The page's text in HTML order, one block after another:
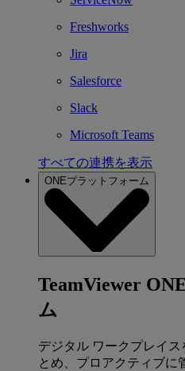
Freshworks
Jira
Salesforce
Slack
Microsoft Teams
すべての連携を表示
ONEプラットフォーム
TeamViewer
ム
デジタル ワークプレイ
とめ、プロアクティブに